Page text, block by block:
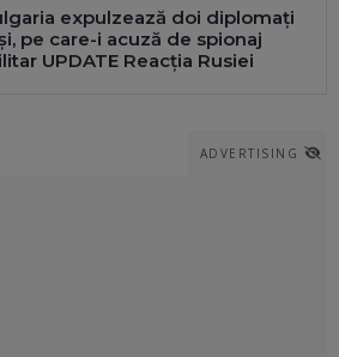
expulzează doi diplomaţi
pe care-i acuză de spionaj
UPDATE Reacția Rusiei
ADVERTISING